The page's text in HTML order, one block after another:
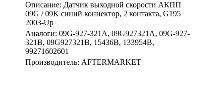
Описание: Датчик выходной cкорости АКПП
09G / 09K синий коннектор, 2 контакта, G195
2003-Up
Аналоги: 09G-927-321A, 09G927321A, 09G-927-
321B, 09G927321B, 15436B, 133954B,
99271602601
Производитель: AFTERMARKET